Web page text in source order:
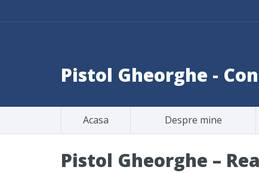
Pistol Gheorghe -
Acasa Despre mine
Pistol Gheorghe –